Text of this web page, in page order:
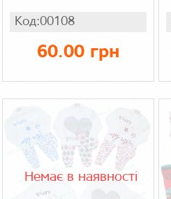
Код:00108
60.00 грн
Немає в наявності